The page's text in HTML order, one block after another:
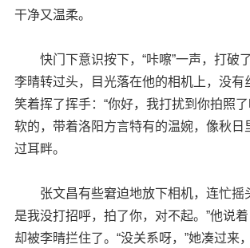
干净又温柔。
快门下意识按下，“咔嚓”一声，打破了
李晴转过头，目光落在他的相机上，没有
笑着挥了挥手：“你好，我打扰到你拍照
软的，带着洛阳方言特有的温婉，像秋日
过耳畔。
张文昌有些窘迫地放下相机，连忙摇头
是我没打招呼，拍了你，对不起。”他说着
却被李晴拦住了。“没关系呀，”她凑过来